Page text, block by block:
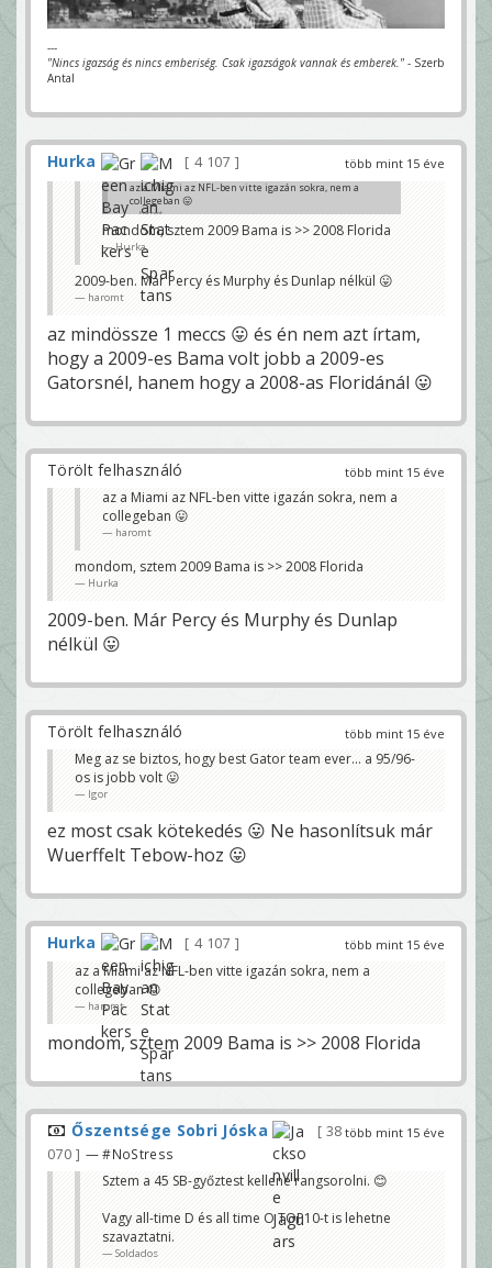
---
"Nincs igazság és nincs emberiség. Csak igazságok vannak és emberek." - Szerb
Antal
több mint 15 éve
Hurka 4 107
az a Miami az NFL-ben vitte igazán sokra, nem a
collegeban 😛
haromt
mondom, sztem 2009 Bama is >> 2008 Florida
Hurka
2009-ben. Már Percy és Murphy és Dunlap nélkül 😛
haromt
az mindössze 1 meccs 😛 és én nem azt írtam,
hogy a 2009-es Bama volt jobb a 2009-es
Gatorsnél, hanem hogy a 2008-as Floridánál 😛
több mint 15 éve
Törölt felhasználó
az a Miami az NFL-ben vitte igazán sokra, nem a
collegeban 😛
haromt
mondom, sztem 2009 Bama is >> 2008 Florida
Hurka
2009-ben. Már Percy és Murphy és Dunlap
nélkül 😛
több mint 15 éve
Törölt felhasználó
Meg az se biztos, hogy best Gator team ever... a 95/96-
os is jobb volt 😛
Igor
ez most csak kötekedés 😛 Ne hasonlítsuk már
Wuerffelt Tebow-hoz 😛
több mint 15 éve
Hurka
4 107
az a Miami az NFL-ben vitte igazán sokra, nem a
collegeban 😛
haromt
mondom, sztem 2009 Bama is >> 2008 Florida
több mint 15 éve
Őszentsége Sobri Jóska
38
070
— #NoStress
Sztem a 45 SB-győztest kellene rangsorolni. 😊
Vagy all-time D és all time O TOP10-t is lehetne
szavaztatni.
Soldados